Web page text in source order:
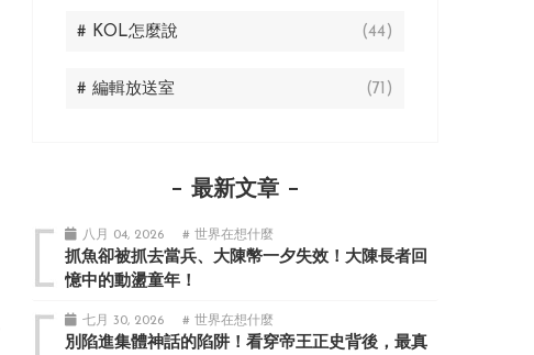
# KOL怎麼說 (44)
# 編輯放送室 (71)
最新文章
八月 04, 2026 # 世界在想什麼
抓魚卻被抓去當兵、大陳幣一夕失效！大陳長者回
憶中的動盪童年！
七月 30, 2026 # 世界在想什麼
別陷進集體神話的陷阱！看穿帝王正史背後，最真